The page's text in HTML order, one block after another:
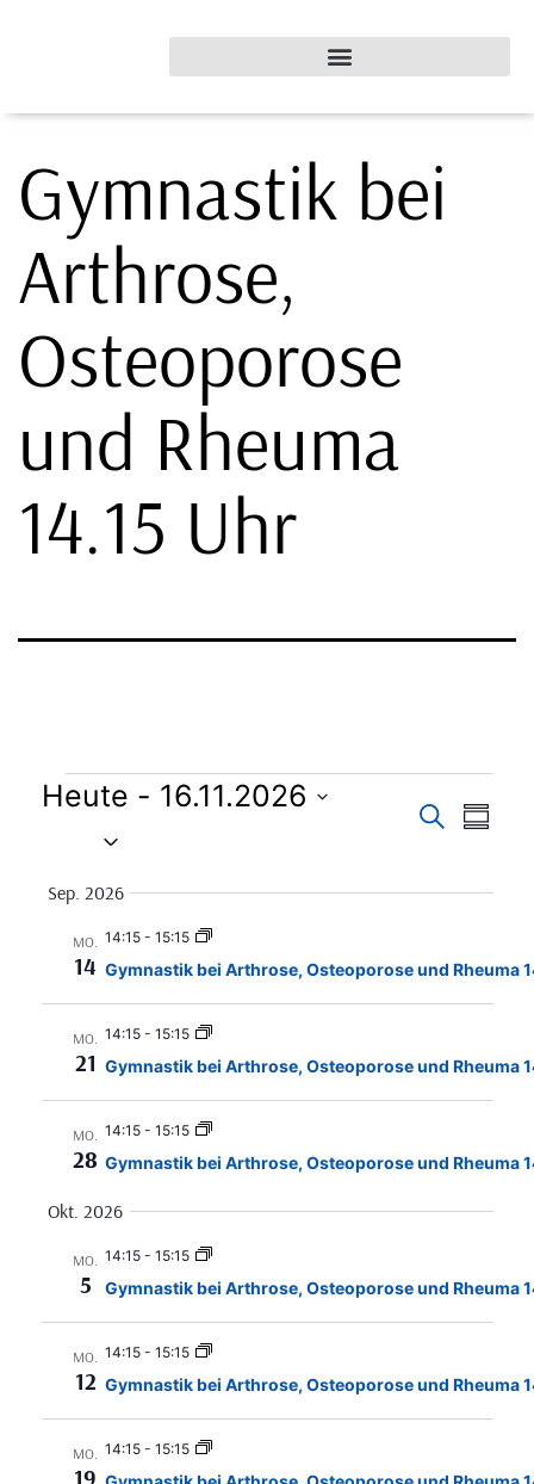
Gymnastik bei
Arthrose,
Osteoporose
und Rheuma
14.15 Uhr
Suche
Suche
Heute - 16.11.2026
Datum
Sep. 2026
MO.
14
14:15- 15:15
Gymnastik bei Arthrose, Osteoporose und Rheuma
MO.
21
14:15- 15:15
Gymnastik bei Arthrose, Osteoporose und Rheuma
MO.
28
14:15- 15:15
Gymnastik bei Arthrose, Osteoporose und Rheuma
Okt. 2026
MO.
5
14:15- 15:15
Gymnastik bei Arthrose, Osteoporose und Rheuma
MO.
12
14:15- 15:15
Gymnastik bei Arthrose, Osteoporose und Rheuma
MO.
19
14:15- 15:15